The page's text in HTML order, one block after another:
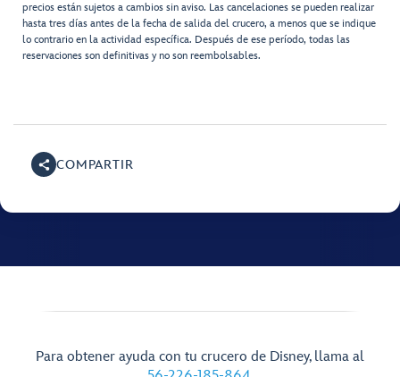
precios están sujetos a cambios sin aviso. Las cancelaciones se pueden realizar
hasta tres días antes de la fecha de salida del crucero, a menos que se indique
lo contrario en la actividad específica. Después de ese período, todas las
reservaciones son definitivas y no son reembolsables.
COMPARTIR
Para obtener ayuda con tu crucero de Disney, llama al